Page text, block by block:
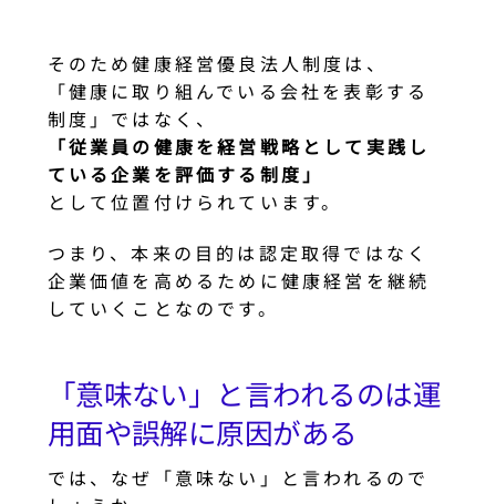
そのため健康経営優良法人制度は、
「健康に取り組んでいる会社を表彰する
制度」ではなく、
「従業員の健康を経営戦略として実践し
ている企業を評価する制度」
として位置付けられています。
つまり、本来の目的は認定取得ではなく
企業価値を高めるために健康経営を継続
していくことなのです。
「意味ない」と言われるのは運
用面や誤解に原因がある
では、なぜ「意味ない」と言われるので